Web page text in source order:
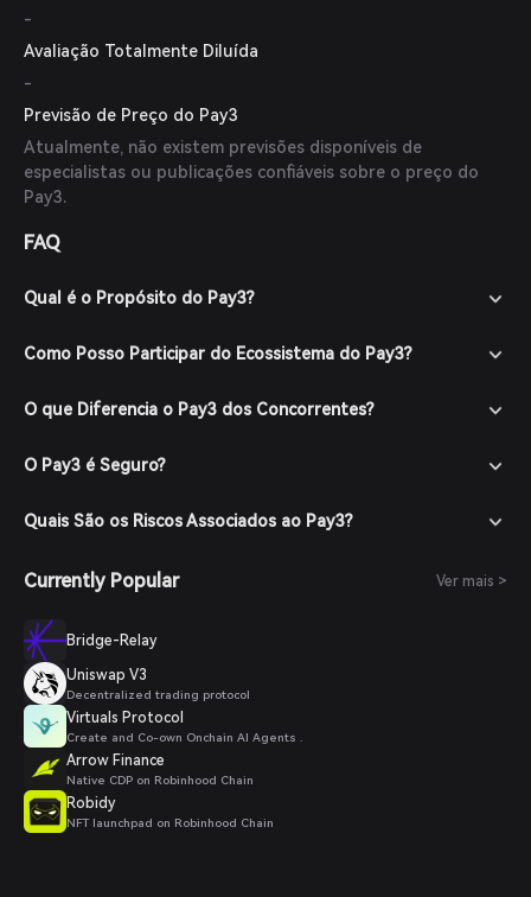
-
Avaliação Totalmente Diluída
-
Previsão de Preço do Pay3
Atualmente, não existem previsões disponíveis de
especialistas ou publicações confiáveis sobre o preço do
Pay3.
FAQ
Qual é o Propósito do Pay3?
Como Posso Participar do Ecossistema do Pay3?
O que Diferencia o Pay3 dos Concorrentes?
O Pay3 é Seguro?
Quais São os Riscos Associados ao Pay3?
Currently Popular Ver mais >
Bridge-Relay
Uniswap V3
Decentralized trading protocol
Virtuals Protocol
Create and Co-own Onchain AI Agents .
Arrow Finance
Native CDP on Robinhood Chain
Robidy
NFT launchpad on Robinhood Chain